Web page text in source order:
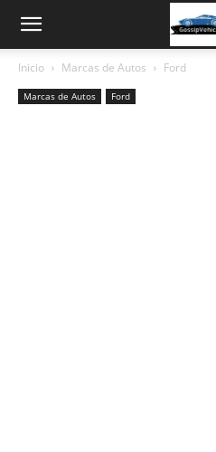
Inicio Marcas de Autos Ford
Marcas de Autos Ford